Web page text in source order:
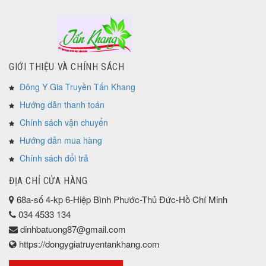
GIỚI THIỆU VÀ CHÍNH SÁCH
Đông Y Gia Truyền Tấn Khang
Hướng dẫn thanh toán
Chính sách vận chuyển
Hướng dẫn mua hàng
Chính sách đổi trả
ĐỊA CHỈ CỬA HÀNG
68a-số 4-kp 6-Hiệp Bình Phước-Thủ Đức-Hồ Chí Minh
034 4533 134
dinhbatuong87@gmail.com
https://dongygiatruyentankhang.com